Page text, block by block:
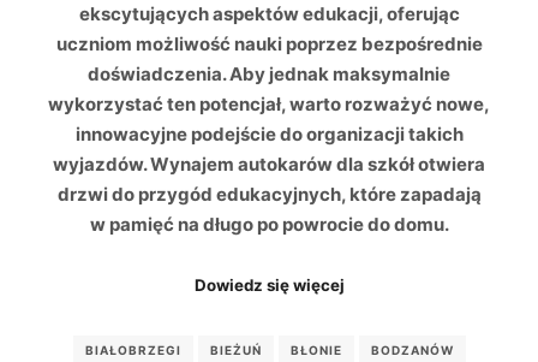
ekscytujących aspektów edukacji, oferując
uczniom możliwość nauki poprzez bezpośrednie
doświadczenia. Aby jednak maksymalnie
wykorzystać ten potencjał, warto rozważyć nowe,
innowacyjne podejście do organizacji takich
wyjazdów. Wynajem autokarów dla szkół otwiera
drzwi do przygód edukacyjnych, które zapadają
w pamięć na długo po powrocie do domu.
Dowiedz się więcej
BIAŁOBRZEGI BIEŻUŃ BŁONIE BODZANÓW